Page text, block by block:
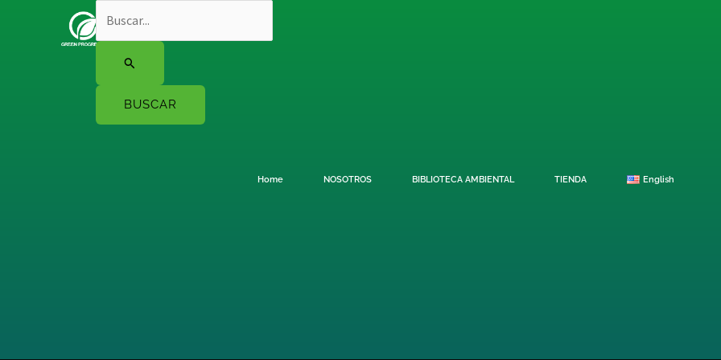
por:
Home NOSOTROS BIBLIOTECA AMBIENTAL TIENDA English